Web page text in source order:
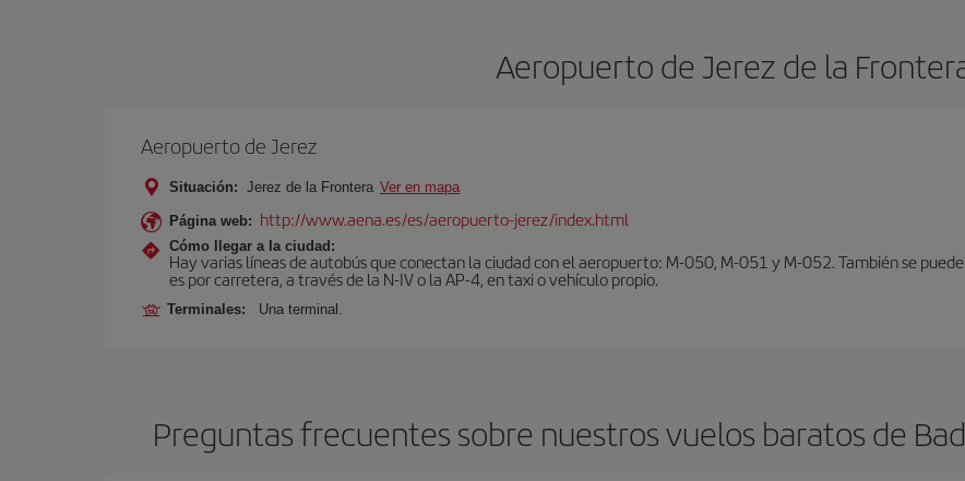
Aeropuerto de Jerez de la
Aeropuerto de Jerez
Situación: Jerez de la Frontera Ver en mapa
Página web: http://www.aena.es/es/aeropuerto-jerez/index.html
Cómo llegar a la ciudad:
Hay varias líneas de autobús que conectan la ciudad con el aeropuerto: M-050, M-051 y M-052. También se
es por carretera, a través de la N-IV o la AP-4, en taxi o vehículo propio.
Terminales: Una terminal.
Preguntas frecuentes sobre nuestros vuelos baratos de